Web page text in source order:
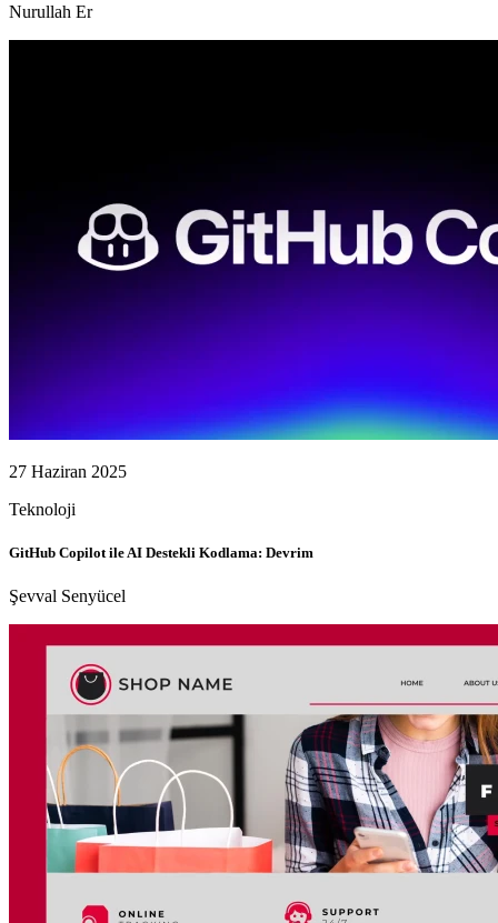
Nurullah Er
27 Haziran 2025
Teknoloji
GitHub Copilot ile AI Destekli Kodlama: Devrim
Şevval Senyücel